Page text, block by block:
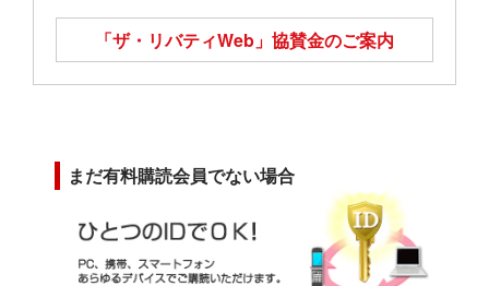
「ザ・リバティWeb」 協賛金のご案内
まだ有料購読会員でない場合